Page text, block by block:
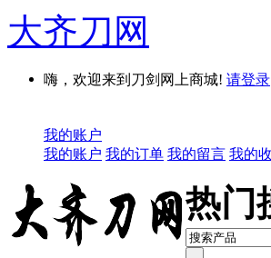
大齐刀网
嗨，欢迎来到刀剑网上商城! 请登录
我的账户
我的账户 我的订单 我的留言 我的
热门